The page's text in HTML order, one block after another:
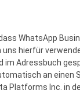
WhatsApp
uns hierfür
im Adressbuch
an einen
Platforms Inc. in